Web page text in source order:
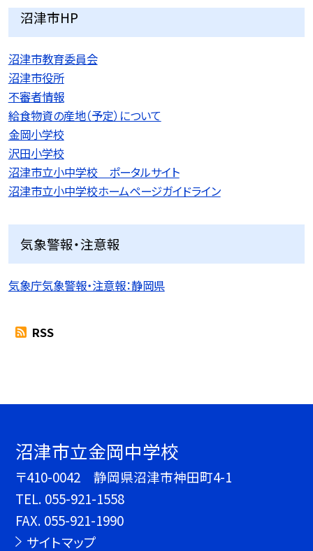
沼津市HP
沼津市教育委員会
沼津市役所
不審者情報
給食物資の産地（予定）について
金岡小学校
沢田小学校
沼津市立小中学校 ポータルサイト
沼津市立小中学校ホームページガイドライン
気象警報・注意報
気象庁気象警報・注意報：静岡県
RSS
沼津市立金岡中学校
〒410-0042 静岡県沼津市神田町4-1
TEL. 055-921-1558
FAX. 055-921-1990
サイトマップ